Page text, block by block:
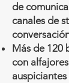
de
canales de
Más de 120
con